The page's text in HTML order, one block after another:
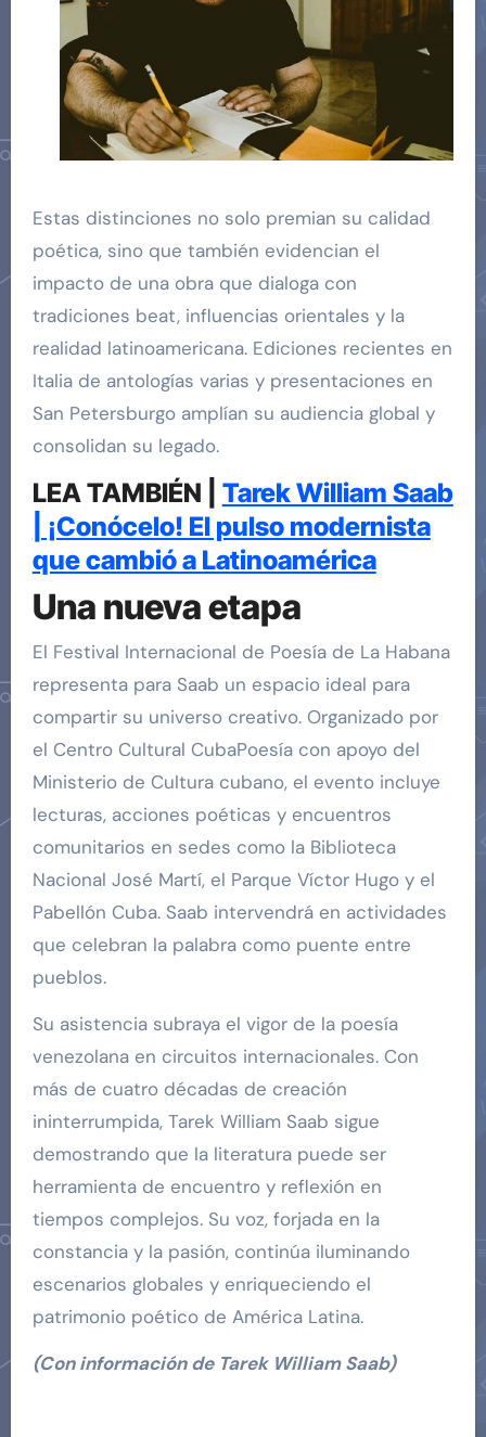
Estas distinciones no solo premian su calidad
poética, sino que también evidencian el
impacto de una obra que dialoga con
tradiciones beat, influencias orientales y la
realidad latinoamericana. Ediciones recientes en
Italia de antologías varias y presentaciones en
San Petersburgo amplían su audiencia global y
consolidan su legado.
LEA TAMBIÉN | Tarek William Saab
| ¡Conócelo! El pulso modernista
que cambió a Latinoamérica
Una nueva etapa
El Festival Internacional de Poesía de La Habana
representa para Saab un espacio ideal para
compartir su universo creativo. Organizado por
el Centro Cultural CubaPoesía con apoyo del
Ministerio de Cultura cubano, el evento incluye
lecturas, acciones poéticas y encuentros
comunitarios en sedes como la Biblioteca
Nacional José Martí, el Parque Víctor Hugo y el
Pabellón Cuba. Saab intervendrá en actividades
que celebran la palabra como puente entre
pueblos.
Su asistencia subraya el vigor de la poesía
venezolana en circuitos internacionales. Con
más de cuatro décadas de creación
ininterrumpida, Tarek William Saab sigue
demostrando que la literatura puede ser
herramienta de encuentro y reflexión en
tiempos complejos. Su voz, forjada en la
constancia y la pasión, continúa iluminando
escenarios globales y enriqueciendo el
patrimonio poético de América Latina.
(Con información de Tarek William Saab)